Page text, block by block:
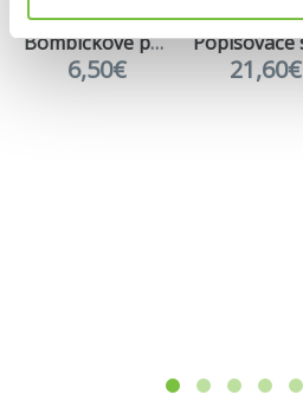
Bombičkové pero L-Tornado pre ľavákov
6,50€ 21,60€